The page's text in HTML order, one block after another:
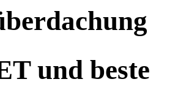
und beste